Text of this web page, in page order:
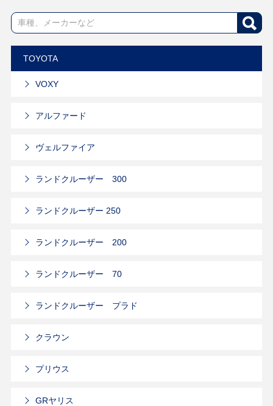
TOYOTA
VOXY
アルファード
ヴェルファイア
ランドクルーザー 300
ランドクルーザー 250
ランドクルーザー 200
ランドクルーザー 70
ランドクルーザー プラド
クラウン
プリウス
GRヤリス